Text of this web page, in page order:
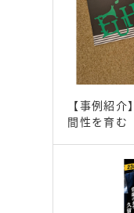
【事例紹
間性を育む